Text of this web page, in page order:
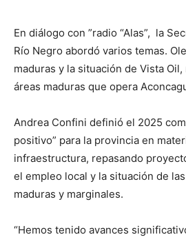
En diálogo con ”radio “Alas”, la
Río Negro abordó varios temas.
maduras y la situación de Vista
áreas maduras que opera
Andrea Confini definió el 2025
positivo” para la provincia en
infraestructura, repasando
el empleo local y la situación de
maduras y marginales.
“Hemos tenido avances